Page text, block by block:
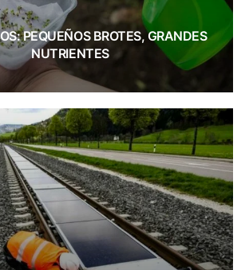
PEQUEÑOS BROTES, GRANDES
NUTRIENTES